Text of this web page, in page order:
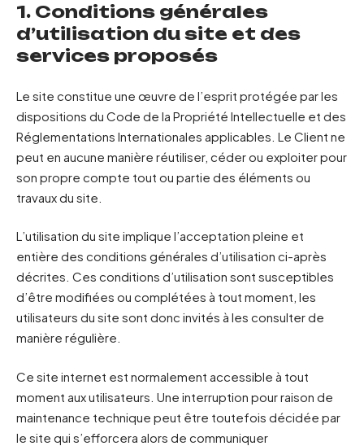
1. Conditions générales
d’utilisation du site et des
services proposés
Le site constitue une œuvre de l’esprit protégée par les
dispositions du Code de la Propriété Intellectuelle et des
Réglementations Internationales applicables. Le Client ne
peut en aucune manière réutiliser, céder ou exploiter pour
son propre compte tout ou partie des éléments ou
travaux du site.
L’utilisation du site implique l’acceptation pleine et
entière des conditions générales d’utilisation ci-après
décrites. Ces conditions d’utilisation sont susceptibles
d’être modifiées ou complétées à tout moment, les
utilisateurs du site sont donc invités à les consulter de
manière régulière.
Ce site internet est normalement accessible à tout
moment aux utilisateurs. Une interruption pour raison de
maintenance technique peut être toutefois décidée par
le site qui s’efforcera alors de communiquer